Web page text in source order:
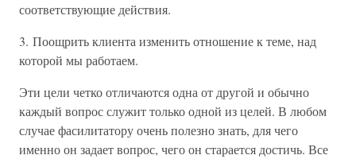
соответствующие действия.
3. Поощрить клиента изменить отношение к теме, над
которой мы работаем.
Эти цели четко отличаются одна от другой и обычно
каждый вопрос служит только одной из целей. В любом
случае фасилитатору очень полезно знать, для чего
именно он задает вопрос, чего он старается достичь. Все